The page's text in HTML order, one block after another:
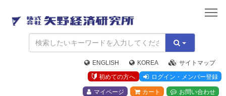
矢
野
経
済
研
究
所
ENGLISH KOREA
サイトマップ
初めての方へ
ログイン・メンバー登録
マイページ カート お問い合わせ